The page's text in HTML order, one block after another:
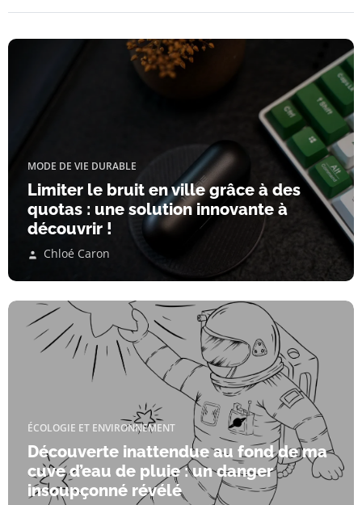
MODE DE VIE DURABLE
Limiter le bruit en ville grâce à des
quotas : une solution innovante à
découvrir !
Chloé Caron
ÉCOLOGIE ET ENVIRONNEMENT
Découverte inattendue au fond de ma
cuve d’eau de pluie : un danger
insoupçonné révélé